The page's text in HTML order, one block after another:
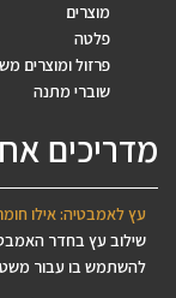
מוצרים
פלטה
פרזול ומוצרים
שוברי מתנה
מדריכים
עץ לאמבטיה: אילו
שילוב עץ בחדר
להשתמש בו עבור